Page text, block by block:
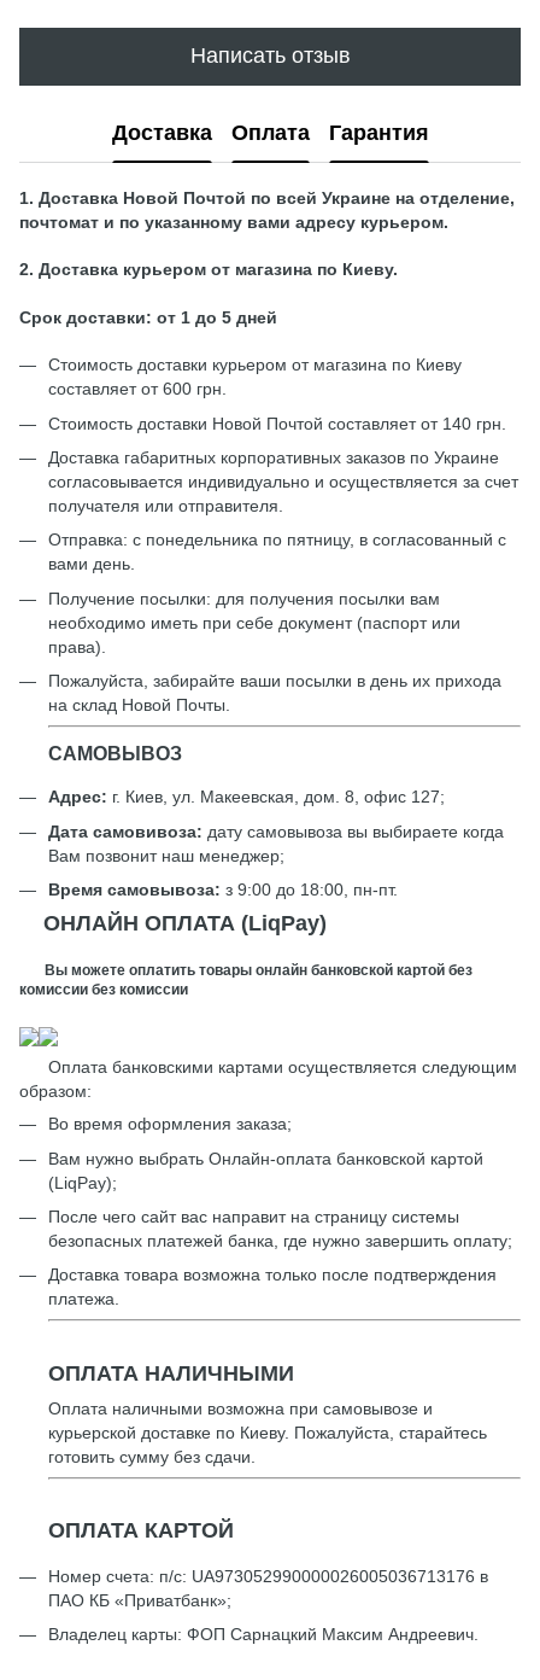
Написать отзыв
Доставка Оплата Гарантия
1. Доставка Новой Почтой по всей Украине на отделение,
почтомат и по указанному вами адресу курьером.
2. Доставка курьером от магазина по Киеву.
Срок доставки: от 1 до 5 дней
Стоимость доставки курьером от магазина по Киеву
составляет от 600 грн.
Стоимость доставки Новой Почтой составляет от 140 грн.
Доставка габаритных корпоративных заказов по Украине
согласовывается индивидуально и осуществляется за счет
получателя или отправителя.
Отправка: с понедельника по пятницу, в согласованный с
вами день.
Получение посылки: для получения посылки вам
необходимо иметь при себе документ (паспорт или
права).
Пожалуйста, забирайте ваши посылки в день их прихода
на склад Новой Почты.
САМОВЫВОЗ
Адрес: г. Киев, ул. Макеевская, дом. 8, офис 127;
Дата самовивоза: дату самовывоза вы выбираете когда
Вам позвонит наш менеджер;
Время самовывоза: з 9:00 до 18:00, пн-пт.
ОНЛАЙН ОПЛАТА (LiqPay)
Вы можете оплатить товары онлайн банковской картой без
комиссии без комиссии
Оплата банковскими картами осуществляется следующим
образом:
Во время оформления заказа;
Вам нужно выбрать Онлайн-оплата банковской картой
(LiqPay);
После чего сайт вас направит на страницу системы
безопасных платежей банка, где нужно завершить оплату;
Доставка товара возможна только после подтверждения
платежа.
ОПЛАТА НАЛИЧНЫМИ
Оплата наличными возможна при самовывозе и
курьерской доставке по Киеву. Пожалуйста, старайтесь
готовить сумму без сдачи.
ОПЛАТА КАРТОЙ
Номер счета: п/с: UА973052990000026005036713176 в
ПАО КБ «Приватбанк»;
Владелец карты: ФОП Сарнацкий Максим Андреевич.